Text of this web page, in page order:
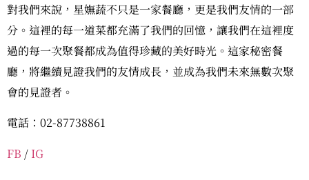
對我們來說，星嫵蔬不只是一家餐廳，更是我們友情的一部
分。這裡的每一道菜都充滿了我們的回憶，讓我們在這裡度
過的每一次聚餐都成為值得珍藏的美好時光。這家秘密餐
廳，將繼續見證我們的友情成長，並成為我們未來無數次聚
會的見證者。
電話：02-87738861
FB / IG